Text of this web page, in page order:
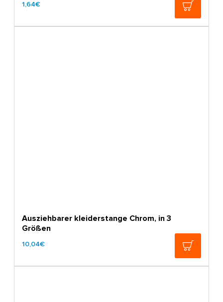
1,64€
Ausziehbarer kleiderstange Chrom, in 3
Größen
10,04€